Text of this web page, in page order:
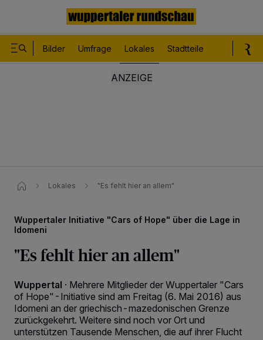
Bilder Umfrage Lokales Stadtteile
Lokales "Es fehlt hier an allem"
Wuppertaler Initiative "Cars of Hope" über die Lage in
Idomeni
"Es fehlt hier an allem"
Wuppertal · Mehrere Mitglieder der Wuppertaler "Cars
of Hope"-Initiative sind am Freitag (6. Mai 2016) aus
Idomeni an der griechisch-mazedonischen Grenze
zurückgekehrt. Weitere sind noch vor Ort und
unterstützen Tausende Menschen, die auf ihrer Flucht